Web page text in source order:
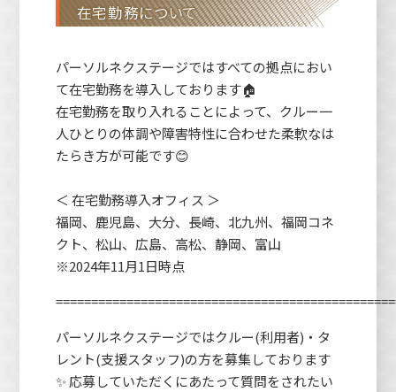
在宅勤務について
パーソルネクステージではすべての拠点におい
て在宅勤務を導入しております🏠
在宅勤務を取り入れることによって、クルー一
人ひとりの体調や障害特性に合わせた柔軟なは
たらき方が可能です😊
＜ 在宅勤務導入オフィス ＞
福岡、鹿児島、大分、長崎、北九州、福岡コネ
クト、松山、広島、高松、静岡、富山
※2024年11月1日時点
パーソルネクステージではクルー(利用者)・タ
レント(支援スタッフ)の方を募集しております
✨ 応募していただくにあたって質問をされたい